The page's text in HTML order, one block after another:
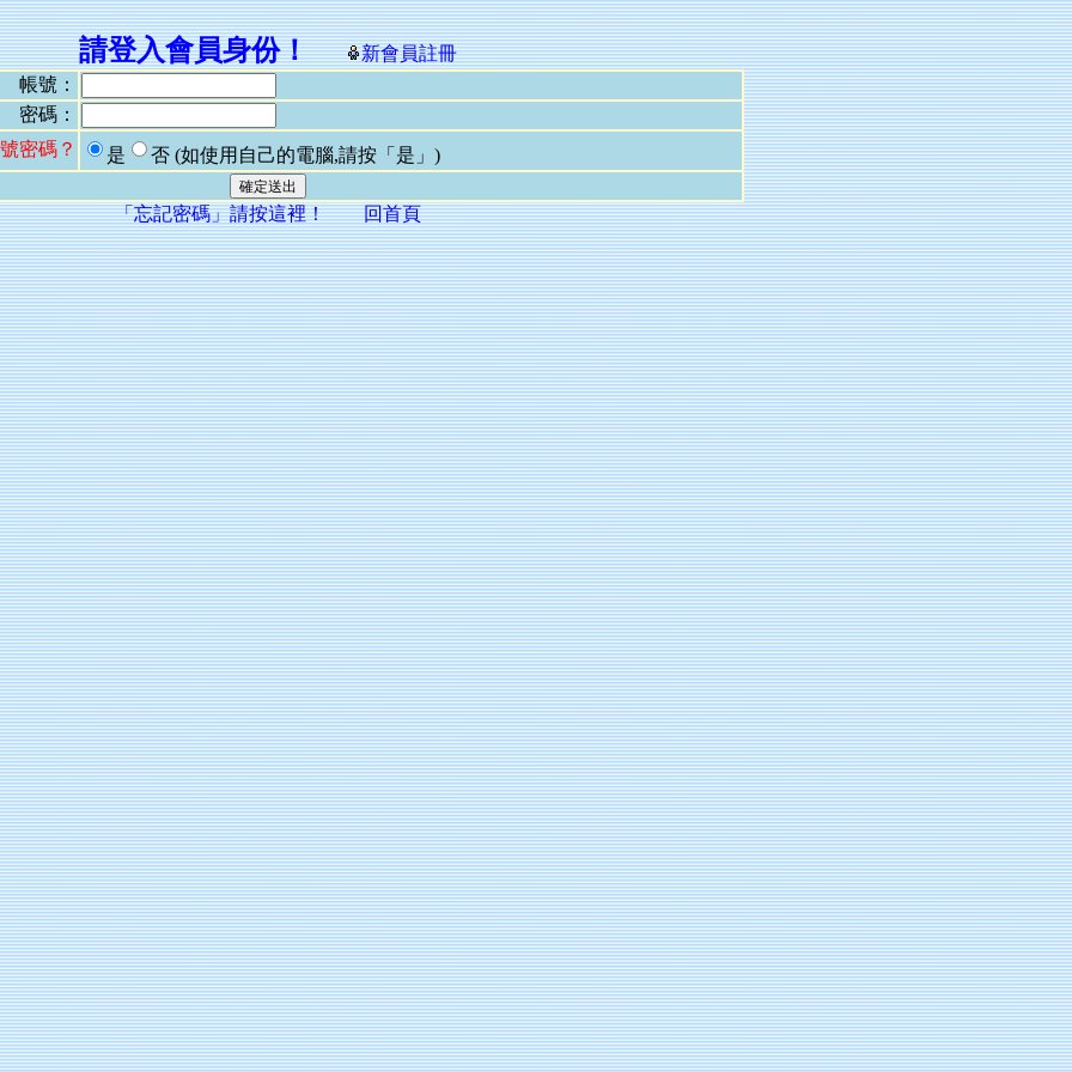
請登入會員身份！
新會員註冊
帳號：
密碼：
密碼？
是 否 (如使用自己的電腦,請按「是」)
「忘記密碼」請按這裡！ 回首頁